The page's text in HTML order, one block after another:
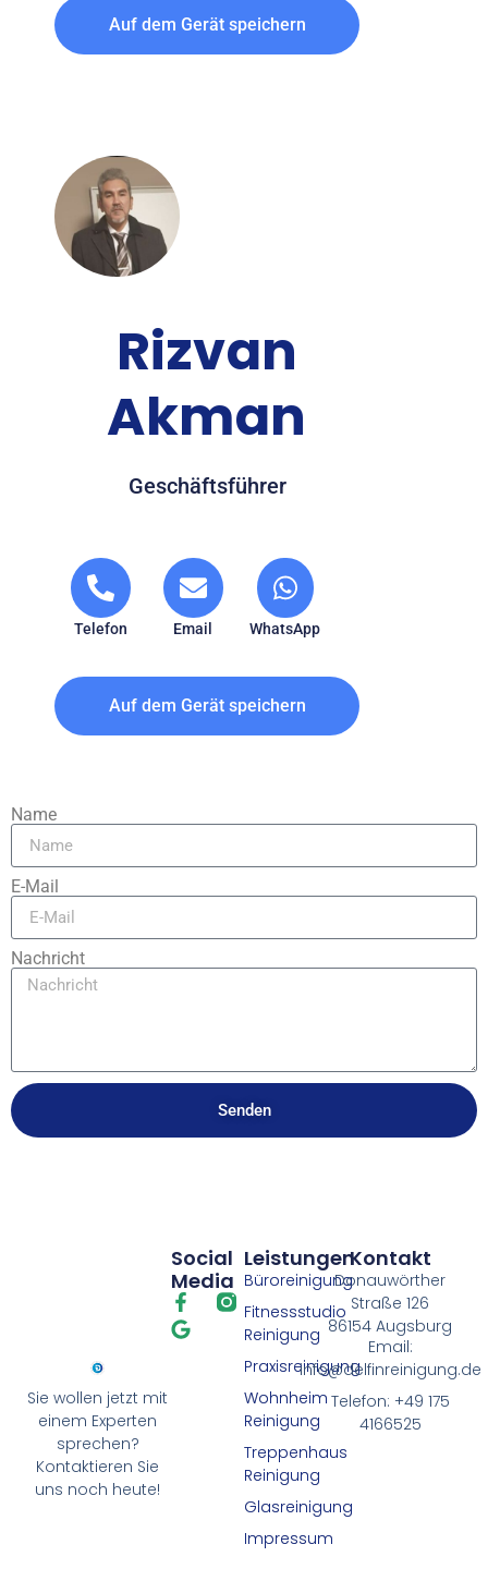
Auf dem Gerät speichern
Rizvan
Akman
Geschäftsführer
Telefon Email WhatsApp
Auf dem Gerät speichern
Name
E-Mail
Nachricht
Senden
Sie wollen jetzt mit
einem Experten
sprechen?
Kontaktieren Sie
uns noch heute!
Leistungen
Büroreinigung
Fitnessstudio
Reinigung
Praxisreinigung
Wohnheim
Reinigung
Treppenhaus
Reinigung
Glasreinigung
Impressum
Social
Media
Kontakt
Donauwörther
Straße 126
86154 Augsburg
Email:
info@delfinreinigung.de
Telefon: +49 175
4166525